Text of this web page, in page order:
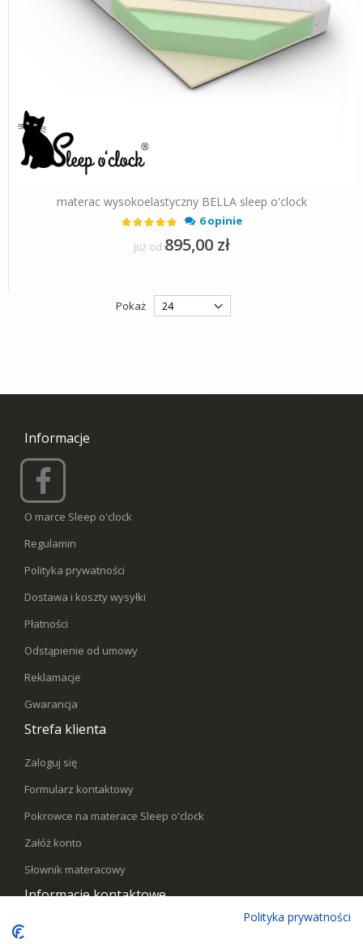
materac wysokoelastyczny BELLA sleep o'clock
Ocena:
97%
6 opinie
Już od 895,00 zł
Pokaż
Informacje
O marce Sleep o'clock
Regulamin
Polityka prywatności
Dostawa i koszty wysyłki
Płatności
Odstąpienie od umowy
Reklamacje
Gwarancja
Strefa klienta
Zaloguj się
Formularz kontaktowy
Pokrowce na materace Sleep o'clock
Załóż konto
Słownik materacowy
Informacje kontaktowe
Polityka prywatności